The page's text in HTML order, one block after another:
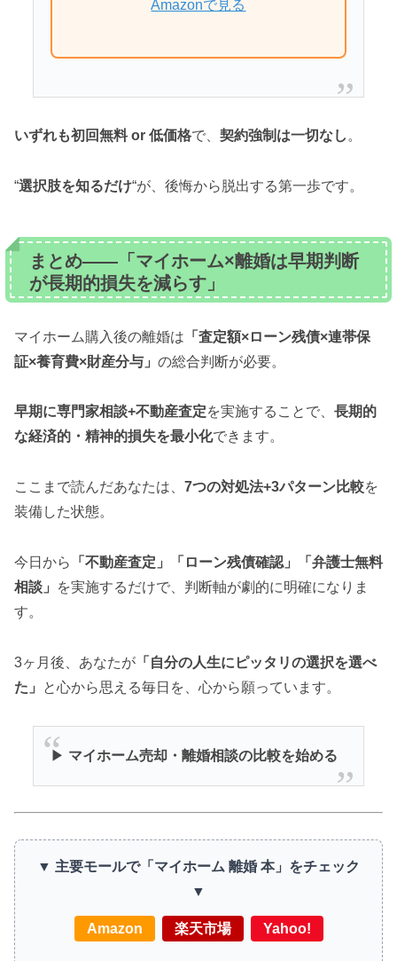
Amazonで見る
いずれも初回無料 or 低価格で、 契約強制は一切なし 。
“選択肢を知るだけ“が、後悔から脱出する第一歩です。
まとめ——「マイホーム×離婚は早期判断
が長期的損失を減らす」
マイホーム購入後の離婚は 「査定額×ローン残債×連帯保
証×養育費×財産分与」 の総合判断が必要。
早期に専門家相談+不動産査定を実施することで、 長期的
な経済的・精神的損失を最小化できます。
ここまで読んだあなたは、 7つの対処法+3パターン比較を
装備した状態。
今日から
「不動産査定」「ローン残債確認」「弁護士無料
相談」
を実施するだけで、判断軸が劇的に明確になりま
す。
3ヶ月後、あなたが 「自分の人生にピッタリの選択を選べ
た」
と心から思える毎日を、心から願っています。
▶ マイホーム売却・離婚相談の比較を始める
▼ 主要モールで「マイホーム 離婚 本」をチェック
▼
Amazon 楽天市場 Yahoo!